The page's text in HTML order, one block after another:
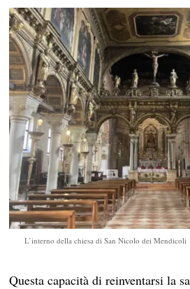
L’interno della chiesa di San Nicolo dei Mendicoli
Questa capacità di reinventarsi la